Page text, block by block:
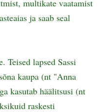
multikate vaatamist
ja saab seal
Teised lapsed Sassi
kaupa (nt "Anna
kasutab häälitsusi (nt
raskesti